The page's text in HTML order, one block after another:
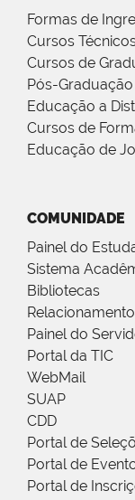
Formas de
Cursos
Cursos de
Pós-Graduação
Educação a
Cursos de
Educação de
COMUNIDADE
Painel do
Sistema
Bibliotecas
Painel do
Portal da TIC
WebMail
SUAP
CDD
Portal de
Portal de
Portal de